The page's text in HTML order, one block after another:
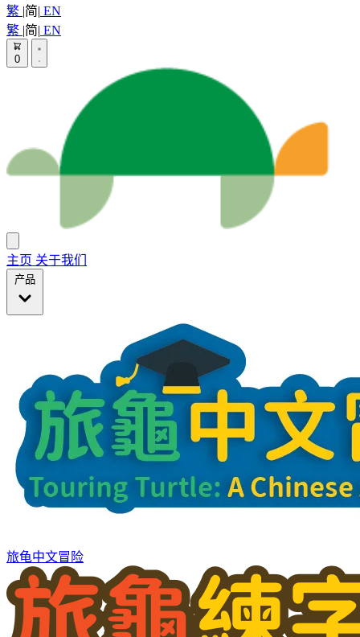
繁 |简| EN
繁 |简| EN
0
主页 关于我们
产品
旅龟中文冒险